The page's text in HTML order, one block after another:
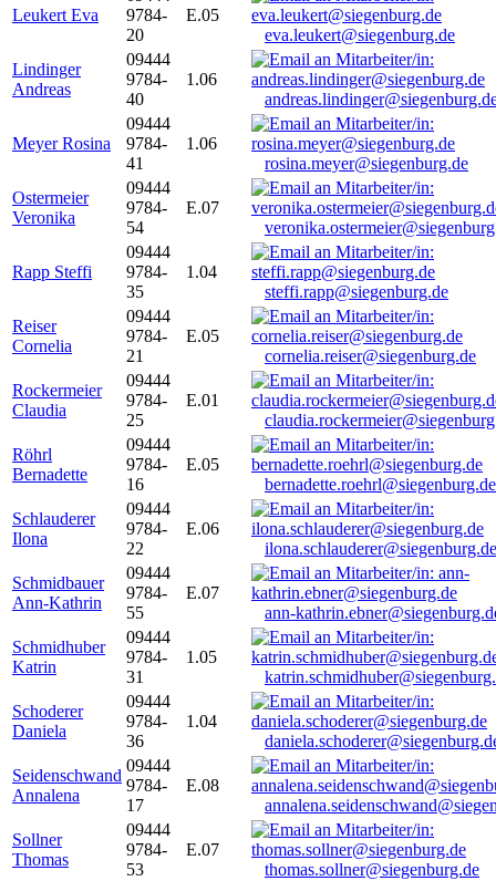
Leukert Eva
9784-
20
E.05
eva.leukert@siegenburg.de
Lindinger
Andreas
09444
9784-
40
1.06
Meyer Rosina
09444
9784-
41
1.06
rosina.meyer@siegenburg.de
Ostermeier
Veronika
09444
9784-
54
E.07
Rapp Steffi
09444
9784-
35
1.04
steffi.rapp@siegenburg.de
Reiser
Cornelia
09444
9784-
21
E.05
cornelia.reiser@siegenburg.de
Rockermeier
Claudia
09444
9784-
25
E.01
Röhrl
Bernadette
09444
9784-
16
E.05
bernadette.roehrl@siegenburg.de
Schlauderer
Ilona
09444
9784-
22
E.06
ilona.schlauderer@siegenburg.de
Schmidbauer
Ann-Kathrin
09444
9784-
55
E.07
ann-
Schmidhuber
Katrin
09444
9784-
31
1.05
Schoderer
Daniela
09444
9784-
36
1.04
Seidenschwand
Annalena
09444
9784-
17
E.08
Sollner
Thomas
09444
9784-
53
E.07
thomas.sollner@siegenburg.de